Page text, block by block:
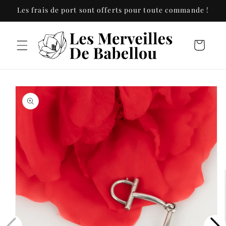
passer
au
Les frais de port sont offerts pour toute commande !
Panier
Passer aux
informations
produits